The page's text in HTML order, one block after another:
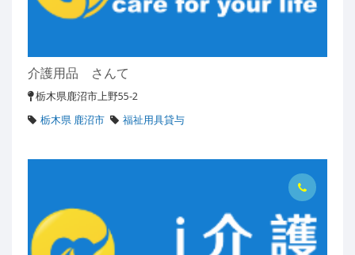
介護用品 さんて
栃木県鹿沼市上野55-2
栃木県 鹿沼市
福祉用具貸与